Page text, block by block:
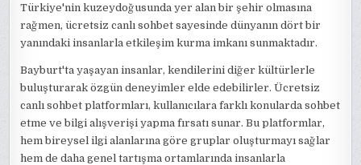
Türkiye'nin kuzeydoğusunda yer alan bir şehir olmasına
rağmen, ücretsiz canlı sohbet sayesinde dünyanın dört bir
yanındaki insanlarla etkileşim kurma imkanı sunmaktadır.
Bayburt'ta yaşayan insanlar, kendilerini diğer kültürlerle
buluşturarak özgün deneyimler elde edebilirler. Ücretsiz
canlı sohbet platformları, kullanıcılara farklı konularda sohbet
etme ve bilgi alışverişi yapma fırsatı sunar. Bu platformlar,
hem bireysel ilgi alanlarına göre gruplar oluşturmayı sağlar
hem de daha genel tartışma ortamlarında insanlarla